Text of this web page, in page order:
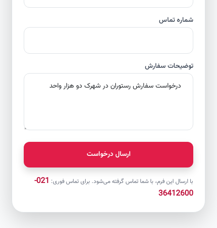
شماره تماس
توضیحات سفارش
ارسال درخواست
با ارسال این فرم، با شما تماس گرفته می‌شود. برای تماس فوری:
021-
36412600